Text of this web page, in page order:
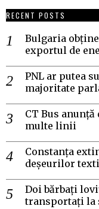
RECENT POSTS
Bulgaria
exportul de
PNL ar putea
majoritate
CT Bus
multe linii
Constanța
deșeurilor
Doi bărbați
transportați la